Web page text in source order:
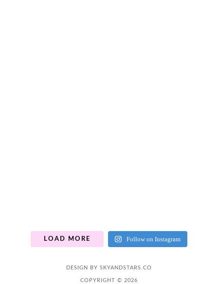
LOAD MORE Follow on Instagram
DESIGN BY SKYANDSTARS.CO
COPYRIGHT © 2026